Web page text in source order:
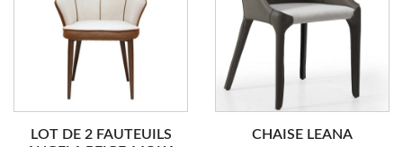
LOT DE 2 FAUTEUILS
CHAISE LEANA